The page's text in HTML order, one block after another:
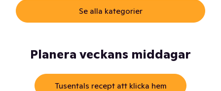
Se alla kategorier
Planera veckans middagar
Tusentals recept att klicka hem